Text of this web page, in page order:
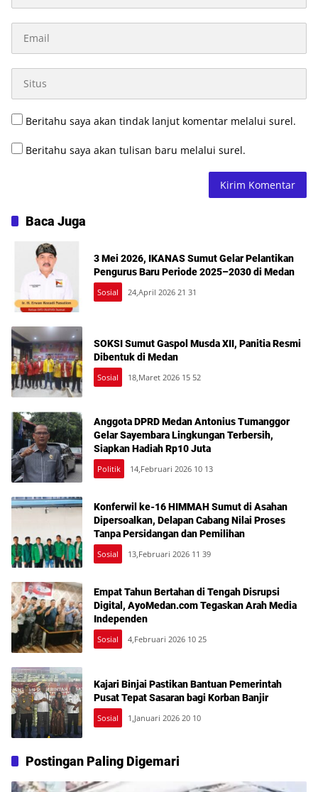
Beritahu saya akan tindak lanjut komentar melalui surel.
Beritahu saya akan tulisan baru melalui surel.
Baca Juga
3 Mei 2026, IKANAS Sumut Gelar Pelantikan
Pengurus Baru Periode 2025–2030 di Medan
Sosial 24,April 2026 21 31
SOKSI Sumut Gaspol Musda XII, Panitia Resmi
Dibentuk di Medan
Sosial 18,Maret 2026 15 52
Anggota DPRD Medan Antonius Tumanggor
Gelar Sayembara Lingkungan Terbersih,
Siapkan Hadiah Rp10 Juta
Politik 14,Februari 2026 10 13
Konferwil ke-16 HIMMAH Sumut di Asahan
Dipersoalkan, Delapan Cabang Nilai Proses
Tanpa Persidangan dan Pemilihan
Sosial 13,Februari 2026 11 39
Empat Tahun Bertahan di Tengah Disrupsi
Digital, AyoMedan.com Tegaskan Arah Media
Independen
Sosial 4,Februari 2026 10 25
Kajari Binjai Pastikan Bantuan Pemerintah
Pusat Tepat Sasaran bagi Korban Banjir
Sosial 1,Januari 2026 20 10
Postingan Paling Digemari